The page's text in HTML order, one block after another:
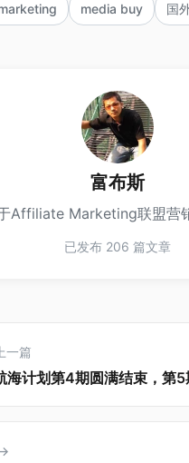
media buy 国
富布斯
Affiliate Marketing联盟营
已发布 206 篇文章
一篇
海计划第4期圆满结束，第